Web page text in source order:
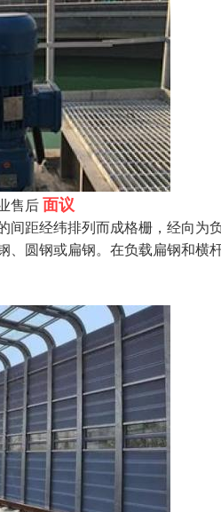
售后面议
间距经纬排列而成格栅，经向
、圆钢或扁钢。在负载扁钢和